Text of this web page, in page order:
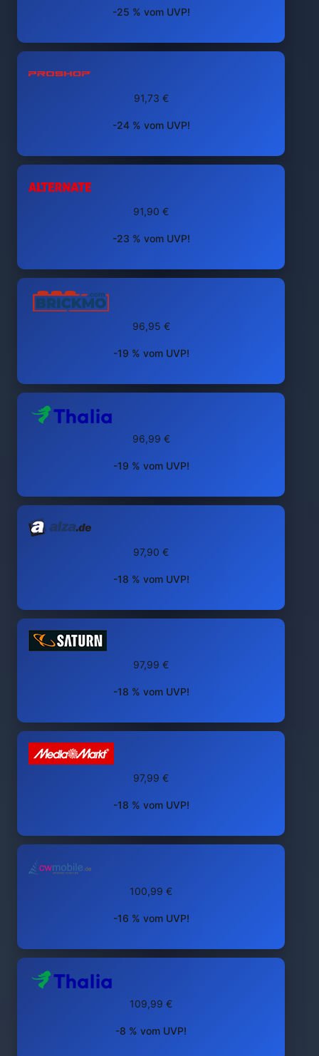
-25 % vom UVP!
91,73 €
-24 % vom UVP!
91,90 €
-23 % vom UVP!
96,95 €
-19 % vom UVP!
96,99 €
-19 % vom UVP!
97,90 €
-18 % vom UVP!
97,99 €
-18 % vom UVP!
97,99 €
-18 % vom UVP!
100,99 €
-16 % vom UVP!
109,99 €
-8 % vom UVP!